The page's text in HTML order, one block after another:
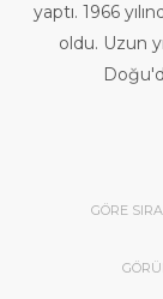
yaptı. 1966
oldu. Uzun
GÖRE